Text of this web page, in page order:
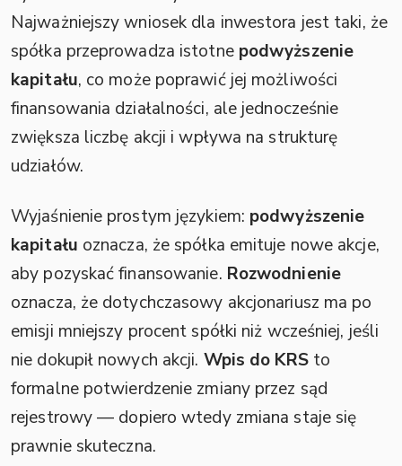
Najważniejszy wniosek dla inwestora jest taki, że
spółka przeprowadza istotne podwyższenie
kapitału, co może poprawić jej możliwości
finansowania działalności, ale jednocześnie
zwiększa liczbę akcji i wpływa na strukturę
udziałów.
Wyjaśnienie prostym językiem: podwyższenie
kapitału oznacza, że spółka emituje nowe akcje,
aby pozyskać finansowanie. Rozwodnienie
oznacza, że dotychczasowy akcjonariusz ma po
emisji mniejszy procent spółki niż wcześniej, jeśli
nie dokupił nowych akcji. Wpis do KRSto
formalne potwierdzenie zmiany przez sąd
rejestrowy — dopiero wtedy zmiana staje się
prawnie skuteczna.